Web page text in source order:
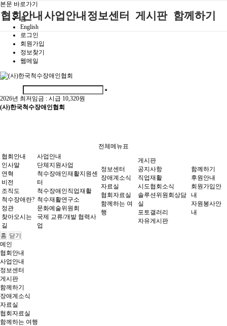
본문 바로가기
홈
English
로그인
회원가입
정보찾기
웹메일
2026년 최저임금 : 시급 10,320원
(사)한국척수장애인협회
협회안내
인사말
연혁
조직도
척수장애란?
사업안내
단체지원사업
척수장애인재
척수장애인직
척수재활연구
국제 교류/개
발 협력사업
정보센터
함께하는 여
게시판 함께하기
전체메뉴표
협회안내
인사말
연혁
비전
조직도
척수장애란?
정관
찾아오시는
길
사업안내
단체지원사업
척수장애인재활지원센
터
척수장애인직업재활
척수재활연구소
문화예술위원회
국제 교류/개발 협력사
업
정보센터
장애계소식
자료실
협회자료실
함께하는 여
행
게시판
공지사항
직업재활
시도협회소식
솔루션위원회상담
실
포토갤러리
자유게시판
함께하기
후원안내
회원가입안
내
자원봉사안
내
홈 닫기
메인
협회안내
사업안내
정보센터
게시판
함께하기
장애계소식
자료실
협회자료실
함께하는 여행